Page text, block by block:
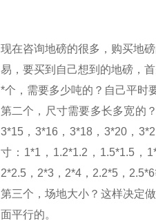
现在咨询地磅的很多，购买地
易，要买到自己想到的地磅，
*个，需要多少吨的？自己平时
第二个，尺寸需要多长多宽的
3*15， 3*16 ， 3*18， 3*20，
寸： 1*1 ， 1.2*1.2 ， 1.5*1.5，
2*2.5， 2*3， 2*4， 2.2*5， 2.5*6
第三个，场地大小？这样决定
面平行的。